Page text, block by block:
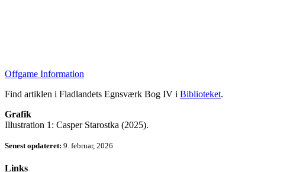
Offgame Information
Find artiklen i Fladlandets Egnsværk Bog IV i Biblioteket.
Grafik
Illustration 1: Casper Starostka (2025).
Senest opdateret: 9. februar, 2026
Links